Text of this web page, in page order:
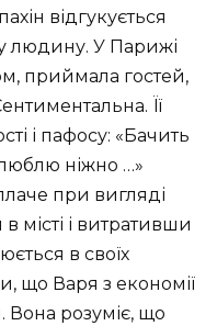
відгукується
людину. У Парижі
приймала гостей,
Її
і пафосу: «Бачить
ніжно …»
при вигляді
місті і витративши
в своїх
що Варя з економії
Вона розуміє, що